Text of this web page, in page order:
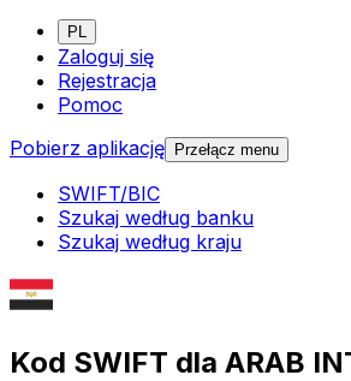
PL
Zaloguj się
Rejestracja
Pomoc
Pobierz aplikację Przełącz menu
SWIFT/BIC
Szukaj według banku
Szukaj według kraju
Kod SWIFT dla ARAB